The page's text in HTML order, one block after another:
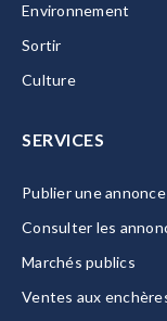
Environnement
Sortir
Culture
SERVICES
Publier une
Consulter les
Marchés publics
Ventes aux